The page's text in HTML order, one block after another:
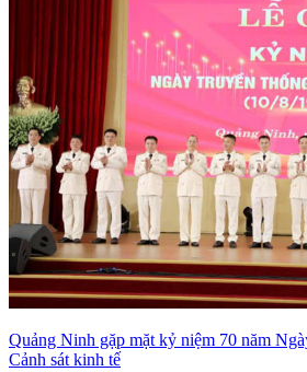
Quảng Ninh gặp mặt kỷ niệm 70 năm
Cảnh sát kinh tế